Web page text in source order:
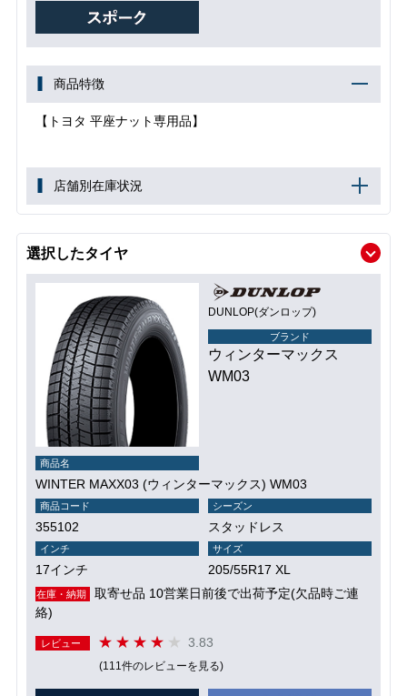
商品特徴
【トヨタ 平座ナット専用品】
店舗別在庫状況
選択したタイヤ
DUNLOP(ダンロップ)
ブランド
ウィンターマックス
WM03
商品名
WINTER MAXX03 (ウィンターマックス) WM03
商品コード
355102
シーズン
スタッドレス
インチ
17インチ
サイズ
205/55R17 XL
在庫・納期
取寄せ品 10営業日前後で出荷予定(欠品時ご連
絡)
レビュー 3.83
(111件のレビューを見る)